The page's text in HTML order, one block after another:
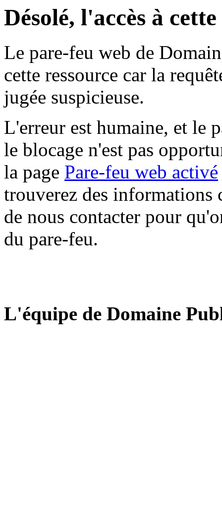
Désolé, l'accès à
Le pare-feu web de
cette ressource car la
jugée suspicieuse.
L'erreur est humaine, et le
le blocage n'est pas
la page Pare-feu web activé
trouverez des informations
de nous contacter pour
du pare-feu.
L'équipe de Domaine